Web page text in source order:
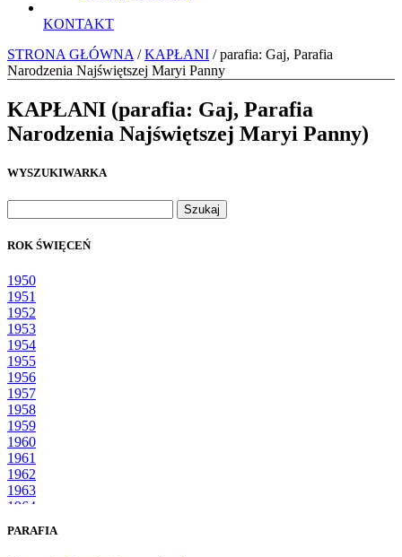
KONTAKT
STRONA GŁÓWNA /KAPŁANI / parafia: Gaj, Parafia
Narodzenia Najświętszej Maryi Panny
KAPŁANI (parafia: Gaj, Parafia
Narodzenia Najświętszej Maryi Panny)
WYSZUKIWARKA
ROK ŚWIĘCEŃ
1950
1951
1952
1953
1954
1955
1956
1957
1958
1959
1960
1961
1962
1963
1964
1966
PARAFIA